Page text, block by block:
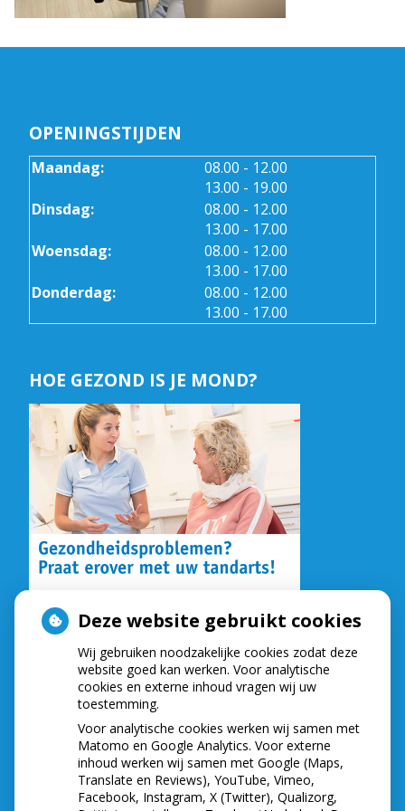
OPENINGSTIJDEN
Maandag: 08.00 tot
- 12.00
13.00 tot
- 19.00
Dinsdag:
08.00 tot
- 12.00
13.00 tot
- 17.00
Woensdag:
08.00 tot
- 12.00
13.00 tot
- 17.00
Donderdag:
08.00 tot
- 12.00
13.00 tot
- 17.00
HOE GEZOND IS JE MOND?
NIEUWS
Let op: valse Infomedics-mails over
openstaande rekening
Tanden bleken? Laat het veilig doen!
Gezond tandvlees: de basis voor een gezonde
mond
Naar de tandarts in het buitenland? Wees op je
Deze website gebruikt cookies
Wij gebruiken noodzakelijke cookies zodat deze
website goed kan werken. Voor analytische
cookies en externe inhoud vragen wij uw
toestemming.
Voor analytische cookies werken wij samen met
Matomo en Google Analytics. Voor externe
inhoud werken wij samen met Google (Maps,
Translate en Reviews), YouTube, Vimeo,
Facebook, Instagram, X (Twitter), Qualizorg,